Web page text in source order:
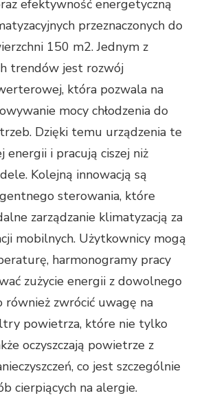
efektywność energetyczną
przeznaczonych do
150 m2. Jednym z
trendów jest rozwój
która pozwala na
mocy chłodzenia do
Dzięki temu urządzenia te
energii i pracują ciszej niż
Kolejną innowacją są
sterowania, które
zarządzanie klimatyzacją za
mobilnych. Użytkownicy mogą
harmonogramy pracy
zużycie energii z dowolnego
również zwrócić uwagę na
powietrza, które nie tylko
oczyszczają powietrze z
co jest szczególnie
cierpiących na alergie.